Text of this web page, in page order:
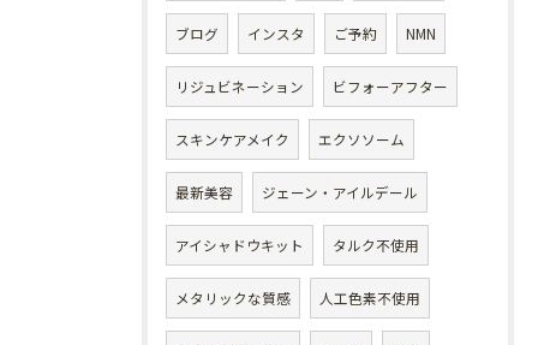
ブログ インスタ ご予約 NMN
リジュビネーション ビフォーアフター
スキンケアメイク エクソソーム
最新美容 ジェーン・アイルデール
アイシャドウキット タルク不使用
メタリックな質感 人工色素不使用